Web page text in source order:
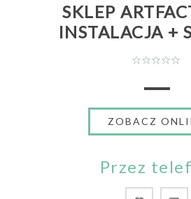
SKLEP
INSTALACJA +
Przez